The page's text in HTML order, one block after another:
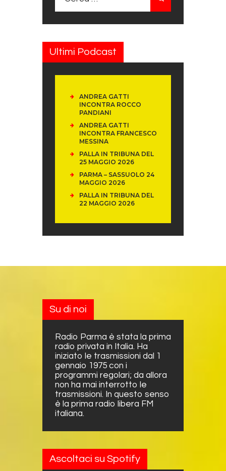
Ultimi Podcast
ANDREA GATTI
INCONTRA ROCCO
PANDIANI
ANDREA GATTI
INCONTRA FRANCESCO
MESSINA
PALLA IN TRIBUNA DEL
25 MAGGIO 2026
PARMA – SASSUOLO 24
MAGGIO 2026
PALLA IN TRIBUNA DEL
22 MAGGIO 2026
Su di noi
Radio Parma è stata la prima
radio privata in Italia. Ha
iniziato le trasmissioni dal 1
gennaio 1975 con i
programmi regolari; da allora
non ha mai interrotto le
trasmissioni. In questo senso
è la prima radio libera FM
italiana.
Ascoltaci su Spotify